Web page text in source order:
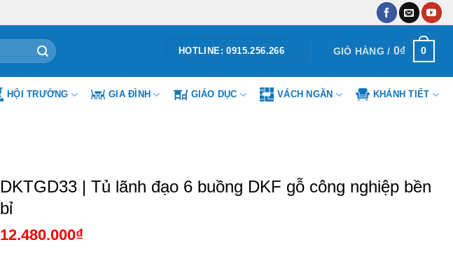
HOTLINE: 0915.256.266 GIỎ HÀNG / 0₫ 0
HỘI TRƯỜNG GIA ĐÌNH GIÁO DỤC VÁCH NGĂN KHÁNH TIẾT
DKTGD33 | Tủ lãnh đạo 6 buồng DKF gỗ công nghiệp bền
bỉ
12.480.000₫